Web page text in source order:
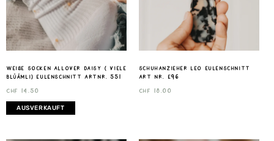
weiße Socken Allover Daisy ( viele
Blüämli) Eulenschnitt Artnr. 551
CHF 14.50
AUSVERKAUFT
Schuhanzieher Leo Eulenschnitt
Art nr. E96
CHF 18.00